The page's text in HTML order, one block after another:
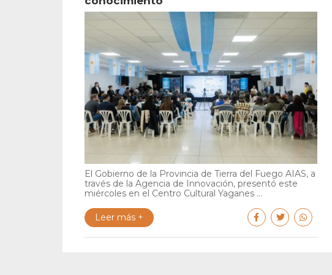
El Gobierno de la Provincia de Tierra del Fuego AIAS, a
través de la Agencia de Innovación, presentó este
miércoles en el Centro Cultural Yaganes ...
Leer más +